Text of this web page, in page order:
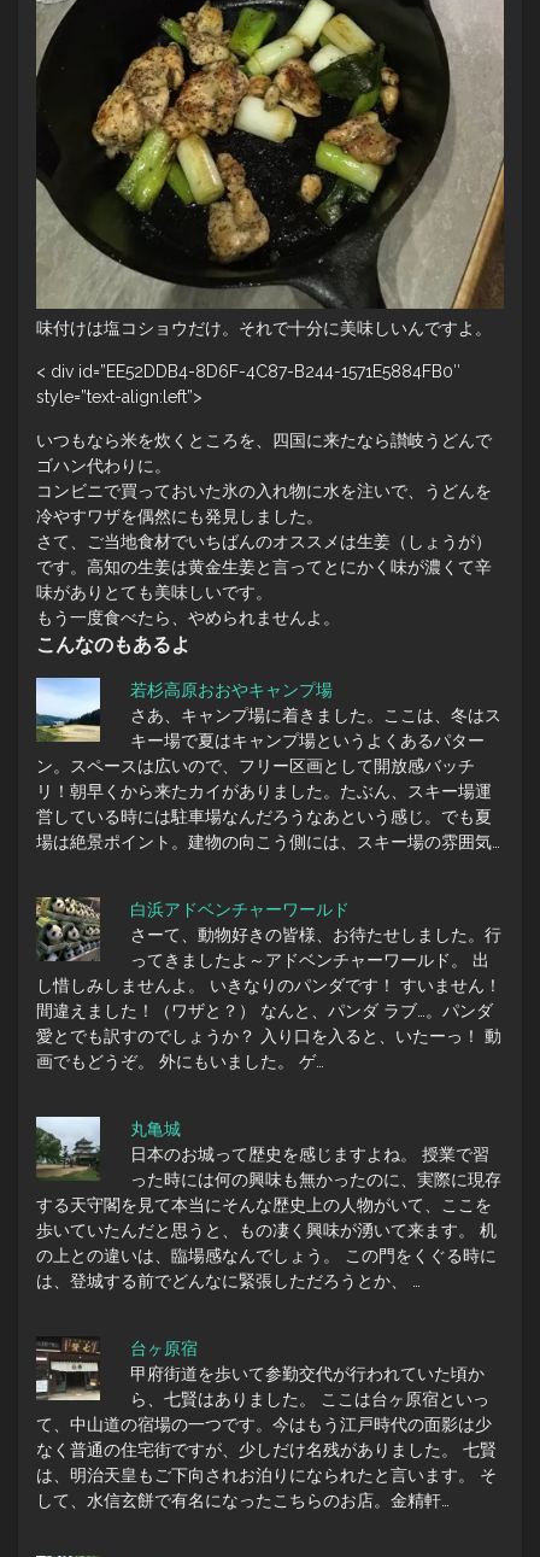
味付けは塩コショウだけ。それで十分に美味しいんですよ。
< div id=”EE52DDB4-8D6F-4C87-B244-1571E5884FB0″
style=”text-align:left”>
いつもなら米を炊くところを、四国に来たなら讃岐うどんで
ゴハン代わりに。
コンビニで買っておいた氷の入れ物に水を注いで、うどんを
冷やすワザを偶然にも発見しました。
さて、ご当地食材でいちばんのオススメは生姜（しょうが）
です。高知の生姜は黄金生姜と言ってとにかく味が濃くて辛
味がありとても美味しいです。
もう一度食べたら、やめられませんよ。
こんなのもあるよ
若杉高原おおやキャンプ場
さあ、キャンプ場に着きました。ここは、冬はス
キー場で夏はキャンプ場というよくあるパター
ン。スペースは広いので、フリー区画として開放感バッチ
リ！朝早くから来たカイがありました。たぶん、スキー場運
営している時には駐車場なんだろうなあという感じ。でも夏
場は絶景ポイント。建物の向こう側には、スキー場の雰囲気…
白浜アドベンチャーワールド
さーて、動物好きの皆様、お待たせしました。行
ってきましたよ～アドベンチャーワールド。 出
し惜しみしませんよ。 いきなりのパンダです！ すいません！
間違えました！（ワザと？） なんと、パンダ ラブ…。パンダ
愛とでも訳すのでしょうか？ 入り口を入ると、いたーっ！ 動
画でもどうぞ。 外にもいました。 ゲ…
丸亀城
日本のお城って歴史を感じますよね。 授業で習
った時には何の興味も無かったのに、実際に現存
する天守閣を見て本当にそんな歴史上の人物がいて、ここを
歩いていたんだと思うと、もの凄く興味が湧いて来ます。 机
の上との違いは、臨場感なんでしょう。 この門をくぐる時に
は、登城する前でどんなに緊張しただろうとか、 …
台ヶ原宿
甲府街道を歩いて参勤交代が行われていた頃か
ら、七賢はありました。 ここは台ヶ原宿といっ
て、中山道の宿場の一つです。今はもう江戸時代の面影は少
なく普通の住宅街ですが、少しだけ名残がありました。 七賢
は、明治天皇もご下向されお泊りになられたと言います。 そ
して、水信玄餅で有名になったこちらのお店。金精軒…